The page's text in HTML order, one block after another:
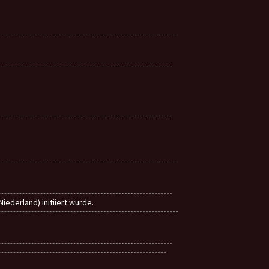
initiiert wurde.